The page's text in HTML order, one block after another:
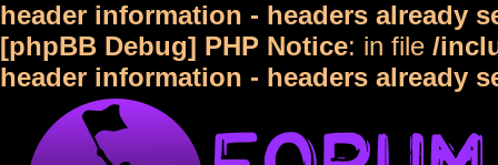
header information - headers already
[phpBB Debug] PHP Notice: in file /
header information - headers already